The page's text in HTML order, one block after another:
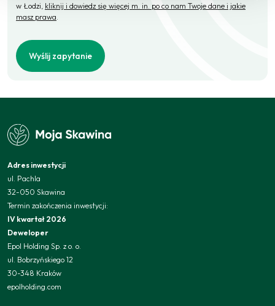
w Łodzi, kliknij i dowiedz się więcej m. in. po co nam Twoje dane i jakie
masz prawa.
Wyślij zapytanie
Adres inwestycji
ul. Pachla
32-050 Skawina
Termin zakończenia inwestycji:
IV kwartał 2026
Deweloper
Epol Holding Sp. z o. o.
ul. Bobrzyńskiego 12
30-348 Kraków
epolholding.com